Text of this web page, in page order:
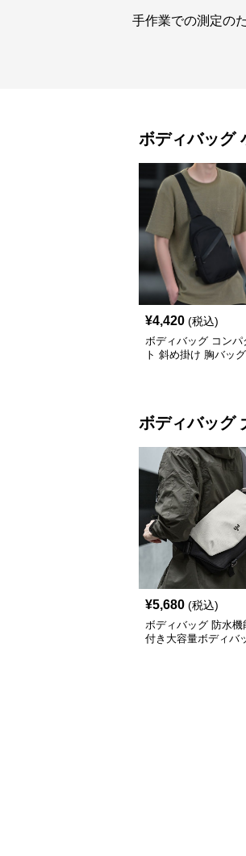
手作業での測定の
ボディバッグ
¥4,420 (税込)
ボディバッグ コンパ
ト 斜め掛け 胸バッグ
ボディバッグ
¥5,680 (税込)
ボディバッグ 防水機
付き大容量ボディバ